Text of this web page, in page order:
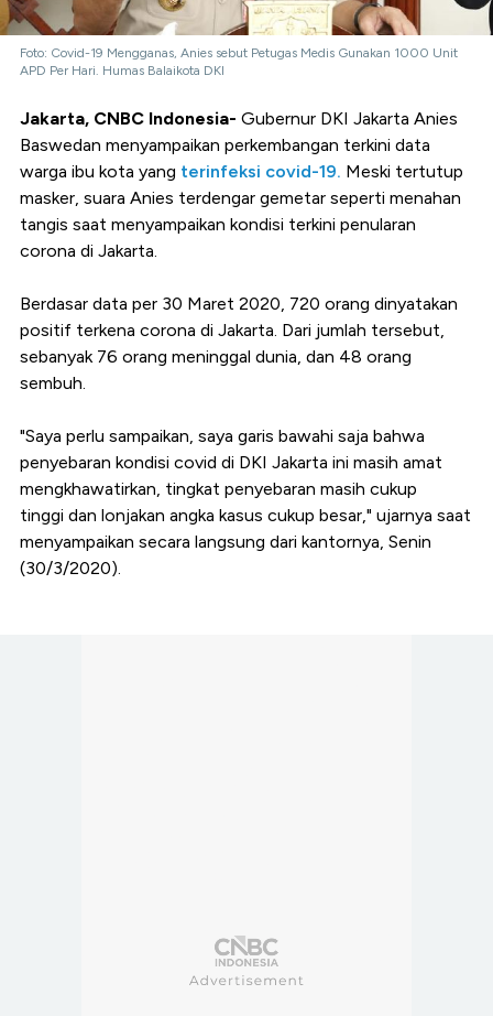
Foto: Covid-19 Mengganas, Anies sebut Petugas Medis Gunakan 1000 Unit
APD Per Hari. Humas Balaikota DKI
Jakarta, CNBC Indonesia- Gubernur DKI Jakarta Anies
Baswedan menyampaikan perkembangan terkini data
warga ibu kota yang terinfeksi covid-19. Meski tertutup
masker, suara Anies terdengar gemetar seperti menahan
tangis saat menyampaikan kondisi terkini penularan
corona di Jakarta.
Berdasar data per 30 Maret 2020, 720 orang dinyatakan
positif terkena corona di Jakarta. Dari jumlah tersebut,
sebanyak 76 orang meninggal dunia, dan 48 orang
sembuh.
"Saya perlu sampaikan, saya garis bawahi saja bahwa
penyebaran kondisi covid di DKI Jakarta ini masih amat
mengkhawatirkan, tingkat penyebaran masih cukup
tinggi dan lonjakan angka kasus cukup besar," ujarnya saat
menyampaikan secara langsung dari kantornya, Senin
(30/3/2020).